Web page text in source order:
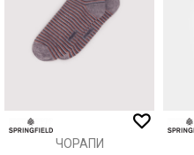
ЧОРАПИ